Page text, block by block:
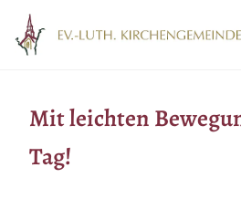
Mit leichten
Tag!